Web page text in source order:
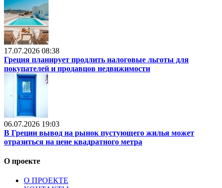
17.07.2026 08:38
Греция планирует продлить налоговые льготы для
покупателей и продавцов недвижимости
06.07.2026 19:03
В Греции вывод на рынок пустующего жилья может
отразиться на цене квадратного метра
О проекте
О ПРОЕКТЕ